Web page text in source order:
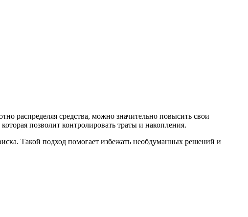
распределяя средства, можно значительно повысить свои
позволит контролировать траты и накопления.
Такой подход помогает избежать необдуманных решений и